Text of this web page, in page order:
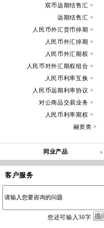
双币远期结售汇 >
远期结售汇 >
人民币外汇货币掉期 >
人民币外汇掉期 >
人民币外汇期权 >
人民币对外汇期权组合 >
人民币利率互换 >
人民币远期利率协议 >
对公商品交易业务 >
人民币利率期权 >
融资类 >
同业产品
客户服务
您还可输入30字